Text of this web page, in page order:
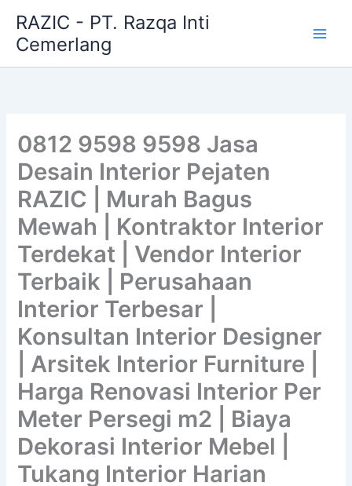
content
RAZIC - PT. Razqa Inti
Cemerlang
0812 9598 9598 Jasa
Desain Interior Pejaten
RAZIC | Murah Bagus
Mewah | Kontraktor Interior
Terdekat | Vendor Interior
Terbaik | Perusahaan
Interior Terbesar |
Konsultan Interior Designer
| Arsitek Interior Furniture |
Harga Renovasi Interior Per
Meter Persegi m2 | Biaya
Dekorasi Interior Mebel |
Tukang Interior Harian